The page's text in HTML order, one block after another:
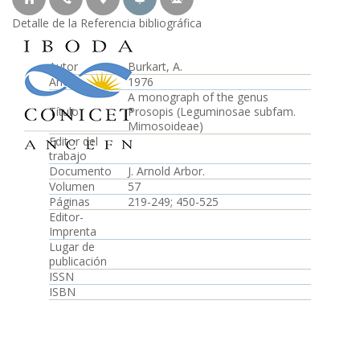
Detalle de la Referencia bibliográfica
Autor
Burkart, A.
Año
1976
Título
A monograph of the genus
Prosopis (Leguminosae subfam.
Mimosoideae)
Editor del
trabajo
Documento
J. Arnold Arbor.
Volumen
57
Páginas
219-249; 450-525
Editor-
Imprenta
Lugar de
publicación
ISSN
ISBN